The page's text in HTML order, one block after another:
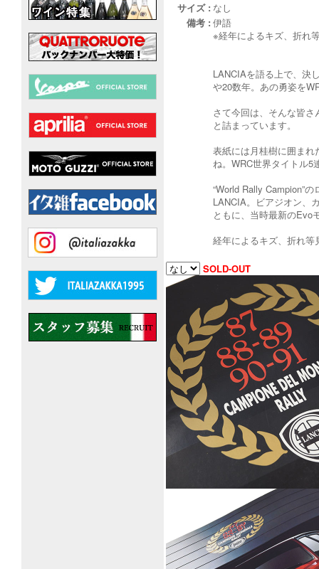
サイズ : なし
備考 : 伊語
※経年によるキズ、折れ
LANCIAを語る上で、決
や20数年。あの勇姿を
さて今回は、そんな皆
と詰まっています。
表紙には月桂樹に囲ま
ね。WRC世界タイトル5
“World Rally Campion”
LANCIA。ビアジオン、
ともに、当時最新のEvo
経年によるキズ、折れ
SOLD-OUT